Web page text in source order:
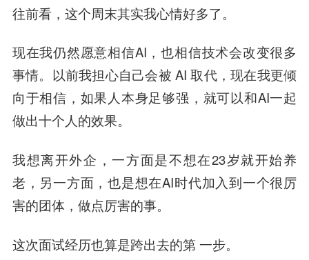
往前看，这个周末其实我心情好多了。
现在我仍然愿意相信AI，也相信技术会改变很多
事情。以前我担心自己会被 AI 取代，现在我更倾
向于相信，如果人本身足够强，就可以和AI一起
做出十个人的效果。
我想离开外企，一方面是不想在23岁就开始养
老，另一方面，也是想在AI时代加入到一个很厉
害的团体，做点厉害的事。
这次面试经历也算是跨出去的第 一步。